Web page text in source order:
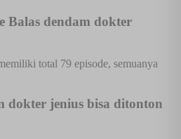
Balas dendam dokter
total 79 episode, semuanya
dokter jenius bisa ditonton